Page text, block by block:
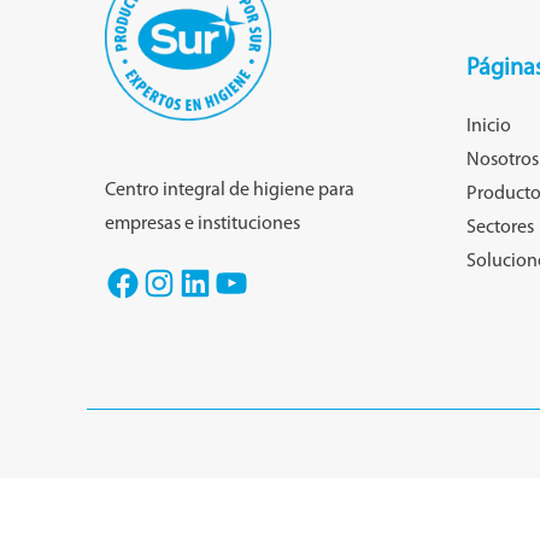
Centro integral de higiene para
empresas e instituciones
Inicio
Nosotros
Sectores